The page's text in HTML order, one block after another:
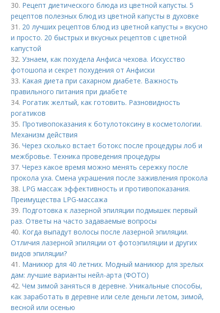
30. Рецепт диетического блюда из цветной капусты. 5
рецептов полезных блюд из цветной капусты в духовке
31. 20 лучших рецептов блюд из цветной капусты » вкусно
и просто. 20 быстрых и вкусных рецептов с цветной
капустой
32.Узнаем, как похудела Анфиса чехова. Искусство
фотошопа и секрет похудения от Анфиски
33. Какая диета при сахарном диабете. Важность
правильного питания при диабете
34. Рогатик желтый, как готовить. Разновидность
рогатиков
35. Противопоказания к ботулотоксину в косметологии.
Механизм действия
36.Через сколько встает ботокс после процедуры лоб и
межбровье. Техника проведения процедуры
37.Через какое время можно менять сережку после
прокола уха. Смена украшения после заживления прокола
38. LPG массаж эффективность и противопоказания.
Преимущества LPG-массажа
39. Подготовка к лазерной эпиляции подмышек первый
раз. Ответы на часто задаваемые вопросы
40. Когда выпадут волосы после лазерной эпиляции.
Отличия лазерной эпиляции от фотоэпиляции и других
видов эпиляции?
41. Маникюр для 40 летних. Модный маникюр для зрелых
дам: лучшие варианты нейл-арта (ФОТО)
42.Чем зимой заняться в деревне. Уникальные способы,
как заработать в деревне или селе деньги летом, зимой,
весной или осенью